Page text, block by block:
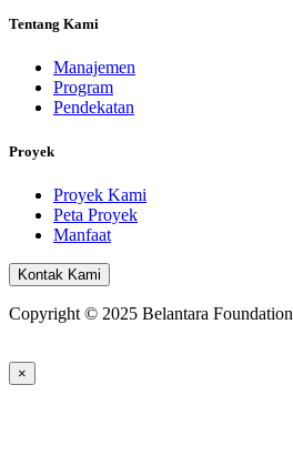
Tentang Kami
Manajemen
Program
Pendekatan
Proyek
Proyek Kami
Peta Proyek
Manfaat
Kontak Kami
Copyright © 2025 Belantara Foundation
×